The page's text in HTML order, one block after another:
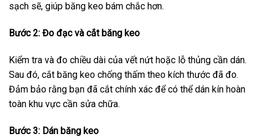
sạch sẽ, giúp băng keo bám chắc hơn.
Bước 2: Đo đạc và cắt băng keo
Kiểm tra và đo chiều dài của vết nứt hoặc lỗ thủng cần dán.
Sau đó, cắt băng keo chống thấm theo kích thước đã đo.
Đảm bảo rằng bạn đã cắt chính xác để có thể dán kín hoàn
toàn khu vực cần sửa chữa.
Bước 3: Dán băng keo